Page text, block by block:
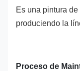
Es una pintura
produciendo la
Proceso de